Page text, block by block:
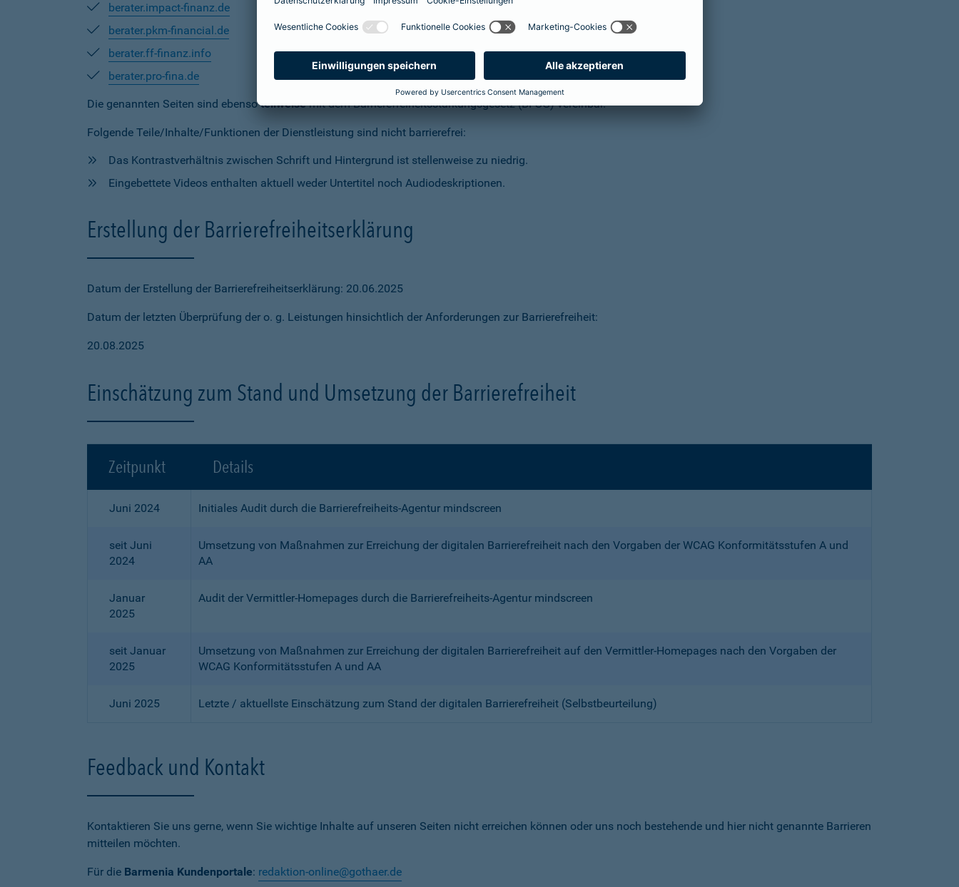
berater.impact-finanz.de
berater.pkm-financial.de
berater.ff-finanz.info
berater.pro-fina.de
Die genannten Seiten sind ebensoteilweisemit dem Barrierefreiheitsstärkungsgesetz (BFSG) vereinbar.
Folgende Teile/Inhalte/Funktionen der Dienstleistung sind nicht barrierefrei:
Das Kontrastverhältnis zwischen Schrift und Hintergrund ist stellenweise zu niedrig.
Eingebettete Videos enthalten aktuell weder Untertitel noch Audiodeskriptionen.
Erstellung der Barrierefreiheitserklärung
Datum der Erstellung der Barrierefreiheitserklärung: 20.06.2025
Datum der letzten Überprüfung der o. g. Leistungen hinsichtlich der Anforderungen zur Barrierefreiheit:
20.08.2025
Einschätzung zum Stand und Umsetzung der Barrierefreiheit
Zeitpunkt Details
Juni 2024 Initiales Audit durch die Barrierefreiheits-Agentur mindscreen
seit Juni
2024
Umsetzung von Maßnahmen zur Erreichung der digitalen Barrierefreiheit nach den Vorgaben der WCAG Konformitätsstufen A und
AA
Januar
2025
Audit der Vermittler-Homepages durch die Barrierefreiheits-Agentur mindscreen
seit Januar
2025
Umsetzung von Maßnahmen zur Erreichung der digitalen Barrierefreiheit auf den Vermittler-Homepages nach den Vorgaben der
WCAG Konformitätsstufen A und AA
Juni 2025 Letzte / aktuellste Einschätzung zum Stand der digitalen Barrierefreiheit (Selbstbeurteilung)
Feedback und Kontakt
Kontaktieren Sie uns gerne, wenn Sie wichtige Inhalte auf unseren Seiten nicht erreichen können oder uns noch bestehende und hier nicht genannte Barrieren
mitteilen möchten.
Für die Barmenia Kundenportale: redaktion-online@gothaer.de